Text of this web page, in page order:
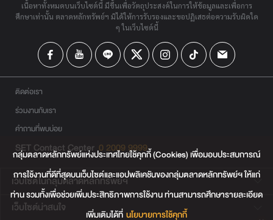
เนื้อหาทั้งหมดบนเว็บไซต์นี้ มีขึ้นเพื่อวัตถุประสงค์ในการให้ข้อมูลและเพื่อการ
ศึกษาเท่านั้น ตลาดหลักทรัพย์ฯ มิได้ให้การรับรองและขอปฏิเสธต่อความรับผิดใด
ๆ ในเว็บไซต์นี้
ติดต่อเรา
ร่วมงานกับเรา
คำถามที่พบบ่อย
SET Contact Center 0 2009 9999
เว็บไซต์ในกลุ่มตลาดหลักทรัพย์ฯ
เว็บไซต์น่าสนใจ
กลุ่มตลาดหลักทรัพย์แห่งประเทศไทยใช้คุกกี้ (Cookies) เพื่อมอบประสบการณ์
การใช้งานที่ดีที่สุดบนเว็บไซต์และแอปพลิเคชันของกลุ่มตลาดหลักทรัพย์ฯ ให้แก่
ท่าน รวมทั้งเพื่อช่วยเพิ่มประสิทธิภาพการใช้งาน ท่านสามารถศึกษารายละเอียด
เพิ่มเติมได้ที่ นโยบายการใช้คุกกี้